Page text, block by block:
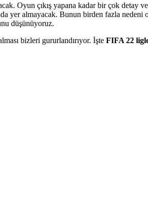
Oyun çıkış yapana kadar bir çok detay
yer almayacak. Bunun birden fazla
düşünüyoruz.
bizleri gururlandırıyor. İşte FIFA 22